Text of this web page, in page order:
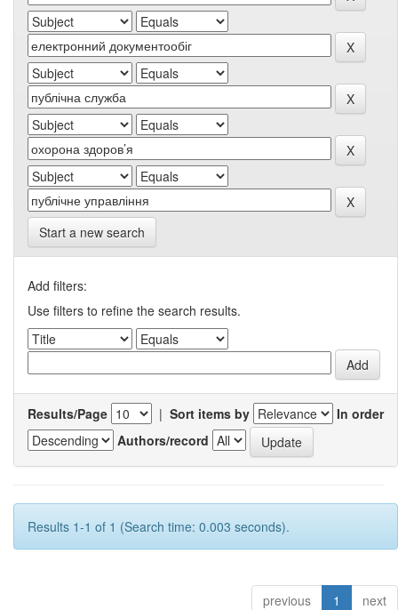
Start a new search
Add filters:
Use filters to refine the search results.
Results/Page | Sort items by
In order
Authors/record
Results 1-1 of 1 (Search time: 0.003 seconds).
previous 1 next